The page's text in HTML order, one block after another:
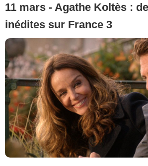
11 mars - Agathe Koltès :
inédites sur France 3